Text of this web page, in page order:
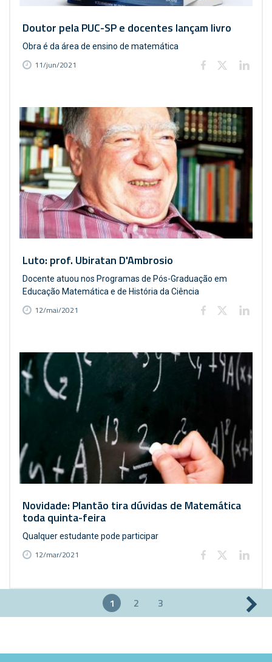
Doutor pela PUC-SP e docentes lançam livro
Obra é da área de ensino de matemática
11/jun/2021
Luto: prof. Ubiratan D'Ambrosio
Docente atuou nos Programas de Pós-Graduação em
Educação Matemática e de História da Ciência
12/mai/2021
Novidade: Plantão tira dúvidas de Matemática
toda quinta-feira
Qualquer estudante pode participar
12/mar/2021
Páginas 1 2 3